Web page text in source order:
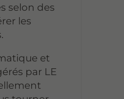
selon des
les
et
par LE